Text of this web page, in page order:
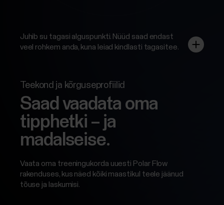
Juhib su tagasi alguspunkti. Nüüd saad endast
veel rohkem anda, kuna leiad kindlasti tagasitee.
Teekond ja kõrguseprofiilid
Saad vaadata oma
tipphetki – ja
madalseise.
Vaata oma treeningukorda uuesti Polar Flow
rakenduses, kus näed kõiki maastikul teele jäänud
tõuse ja laskumisi.